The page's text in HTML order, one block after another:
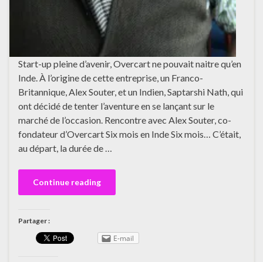
Start-up pleine d’avenir, Overcart ne pouvait naitre qu’en
Inde. À l’origine de cette entreprise, un Franco-
Britannique, Alex Souter, et un Indien, Saptarshi Nath, qui
ont décidé de tenter l’aventure en se lançant sur le
marché de l’occasion. Rencontre avec Alex Souter, co-
fondateur d’Overcart Six mois en Inde Six mois… C’était,
au départ, la durée de …
Continue reading
Partager :
E-mail